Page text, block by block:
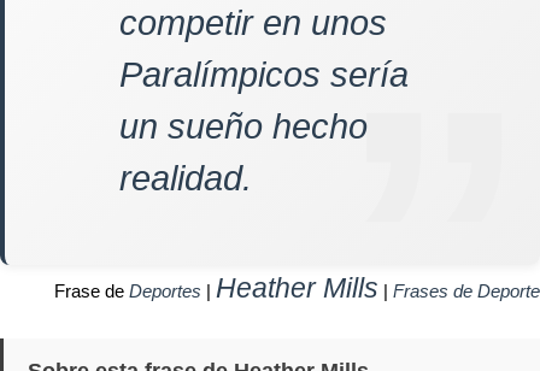
competir en unos
Paralímpicos sería
un sueño hecho
realidad.
Frase de Deportes | Heather Mills | Frases de Deporte